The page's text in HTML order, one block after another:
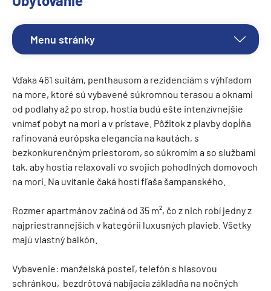
Menu stránky
Vďaka 461 suitám, penthausom a rezidenciám s výhľadom
na more, ktoré sú vybavené súkromnou terasou a oknami
od podlahy až po strop, hostia budú ešte intenzívnejšie
vnímať pobyt na mori a v prístave. Pôžitok z plavby dopĺňa
rafinovaná európska elegancia na kautách, s
bezkonkurenčným priestorom, so súkromím a so službami
tak, aby hostia relaxovali vo svojich pohodlných domovoch
na mori. Na uvítanie čaká hostí fľaša šampanského.
Rozmer apartmánov začíná od 35 m², čo z nich robí jedny z
najpriestrannejších v kategórii luxusných plavieb. Všetky
majú vlastný balkón.
Vybavenie: manželská posteľ, telefón s hlasovou
schránkou, bezdrôtová nabíjacia základňa na nočných